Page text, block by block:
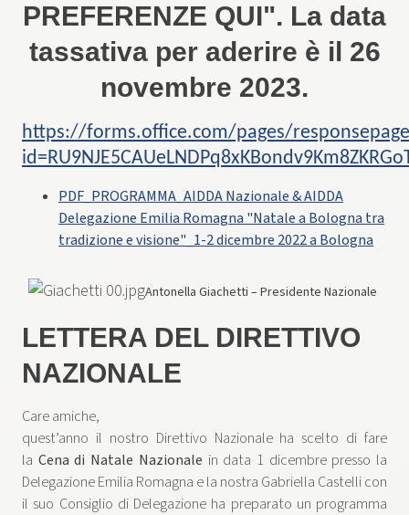
PREFERENZE QUI". La data
tassativa per aderire è il 26
novembre 2023.
https://forms.office.com/pages/
PDF_PROGRAMMA_AIDDA Nazionale & AIDDA
Delegazione Emilia Romagna "Natale a Bologna tra
tradizione e visione"_1-2 dicembre 2022 a Bologna
Antonella Giachetti – Presidente Nazionale
LETTERA DEL DIRETTIVO
NAZIONALE
Care amiche,
quest’anno il nostro Direttivo Nazionale ha scelto di fare
la Cena di Natale Nazionale in data 1 dicembre presso la
Delegazione Emilia Romagna e la nostra Gabriella Castelli con
il suo Consiglio di Delegazione ha preparato un programma